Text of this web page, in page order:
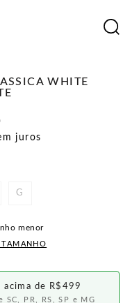
WHITE
juros
G
menor
TAMANHO
acima de R$499
SC, PR, RS, SP e MG